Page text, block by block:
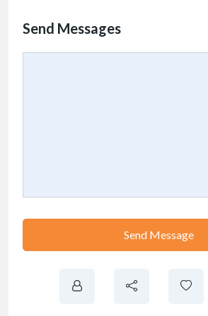
Send Messages
Send Message